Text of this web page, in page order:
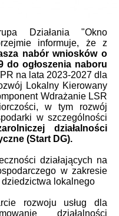
Działania "Okno
informuje, że z
nabór wniosków o
do ogłoszenia naboru
na lata 2023-2027 dla
Lokalny Kierowany
Wdrażanie LSR
w tym rozwój
w szczególności
działalności
(Start DG).
działających na
w zakresie
dziedzictwa lokalnego
rozwoju usług dla
działalności